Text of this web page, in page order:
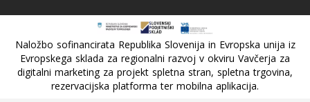
Naložbo sofinancirata Republika Slovenija in Evropska unija iz
Evropskega sklada za regionalni razvoj v okviru Vavčerja za
digitalni marketing za projekt spletna stran, spletna trgovina,
rezervacijska platforma ter mobilna aplikacija.